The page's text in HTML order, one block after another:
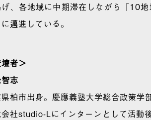
げ、各地域に中期滞在しながら「10
邁進している。
者＞
志
柏市出身。慶應義塾大学総合政策学
社studio-Lにインターンとして活動